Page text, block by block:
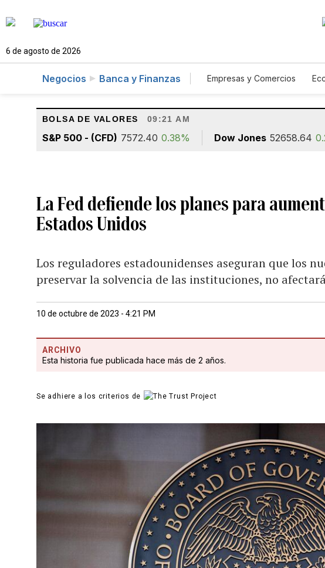
6 de agosto de 2026
Negocios Banca y Finanzas Empresas y Comercios
BOLSA DE VALORES 09:21 AM
S&P 500 - (CFD) 7572.40 0.38% Dow Jones 52658.64
La Fed defiende los planes para
Estados Unidos
Los reguladores estadounidenses aseguran que los
preservar la solvencia de las instituciones, no
10 de octubre de 2023 - 4:21 PM
ARCHIVO
Esta historia fue publicada hace más de 2 años.
Se adhiere a los criterios de